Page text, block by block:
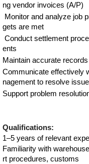
ng vendor invoices (A/P)
Monitor and analyze job
gets are met
Conduct settlement
ents
Maintain accurate
Communicate effectively
nagement to resolve
Support problem
Qualifications:
1–5 years of relevant
Familiarity with
rt procedures, customs